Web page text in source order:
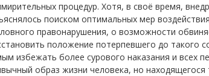
процедур. Хотя, в своё время,
поиском оптимальных мер
правонарушения, о возможности
положение потерпевшего до такого
избежать более сурового наказания и всех
образ жизни человека, но находящегося